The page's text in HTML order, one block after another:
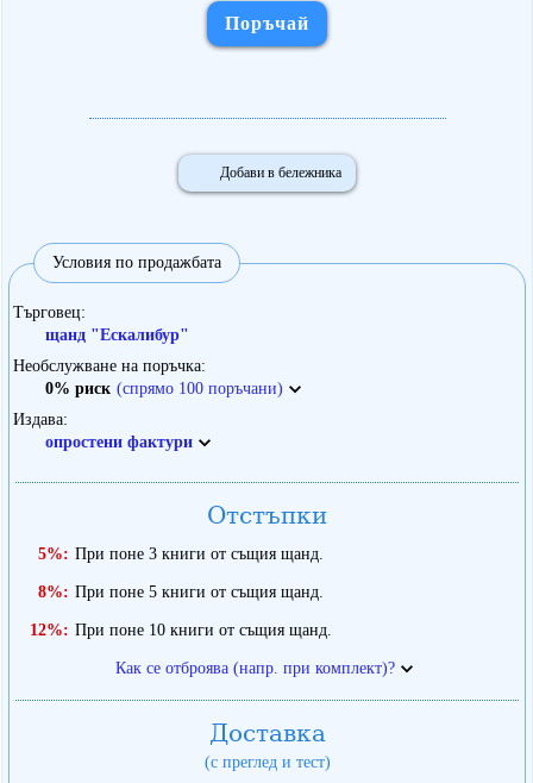
Поръчай
Добави в бележника
Условия по продажбата
Търговец
щанд "Ескалибур"
Необслужване на поръчка
0% риск (спрямо 100 поръчани)
Издава
опростени фактури
Отстъпки
5%: При поне 3 книги от същия щанд.
8%: При поне 5 книги от същия щанд.
12%: При поне 10 книги от същия щанд.
Как се отброява (напр. при комплект)?
Доставка
(с преглед и тест)